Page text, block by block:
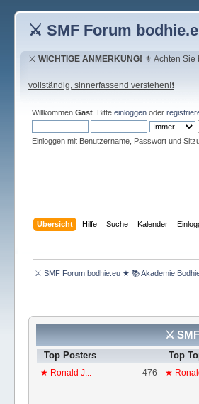
⚔ SMF Forum
⚔ WICHTIGE ANMERKUNG! ⚜ Achten Sie
vollständig, sinnerfassend verstehen!❗
Willkommen Gast. Bitte einloggenoder
Einloggen mit Benutzername, Passwort und
Übersicht Hilfe Suche Kalender
⚔ SMF Forum bodhie.eu ★ 📚 Akademie
⚔
Top Posters Top
★ Ronald J... 476 ★